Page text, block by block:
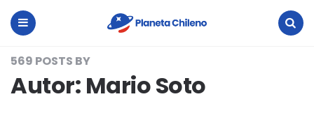
Planeta
Chileno
569 POSTS BY
Autor: Mario Soto